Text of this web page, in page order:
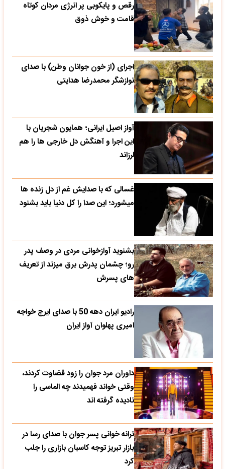
رقص و پایکوبی پر انرژی مردان کوتاه
قامت و خوش ذوق
اجرای (از خون جوانان وطن) با صدای
نوازشگر محمدرضا هدایتی
آواز اصیل ایرانی؛ همایون شجریان با
این اجرا و آهنگش دل خارجی ها را هم
لرزاند
غسالی که با صدایش غم از دل زنده ها
میشورد؛ این صدا را کل دنیا باید بشنود
بشنوید آوازخوانی مردی در وصف پدر
رو؛ چشمان پدرش برق میزند از تعریف
های پسرش
رادیو ایران دهه 50 با صدای ایرج خواجه
امیری پهلوان آواز ایران
داوران مرد جوان را زود قضاوت کردند،
وقتی خواند فهمیدند چه الماسی را
نادیده گرفته اند
ترانه خوانی پسر جوان با صدای رسا در
بازار تبریز توجه کاسبان بازاری را جلب
کرد